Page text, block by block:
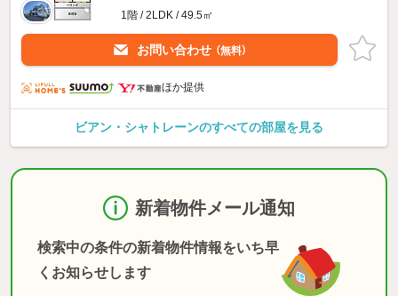
1階 / 2LDK / 49.5㎡
お問い合わせ （無料）
ほか提供
ビアン・シャトレーンのすべての部屋を見る
新着物件メール通知
検索中の条件の新着物件情報をいち早
くお知らせします